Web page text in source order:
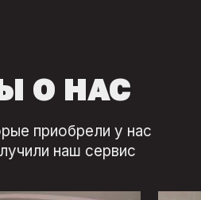
О НАС
приобрели у нас
наш сервис